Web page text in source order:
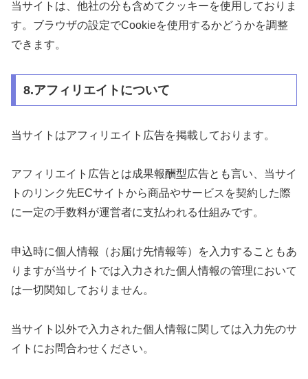
当サイトは、他社の分も含めてクッキーを使用しておりま
す。ブラウザの設定でCookieを使用するかどうかを調整
できます。
8.アフィリエイトについて
当サイトはアフィリエイト広告を掲載しております。
アフィリエイト広告とは成果報酬型広告とも言い、当サイ
トのリンク先ECサイトから商品やサービスを契約した際
に一定の手数料が運営者に支払われる仕組みです。
申込時に個人情報（お届け先情報等）を入力することもあ
りますが当サイトでは入力された個人情報の管理において
は一切関知しておりません。
当サイト以外で入力された個人情報に関しては入力先のサ
イトにお問合わせください。